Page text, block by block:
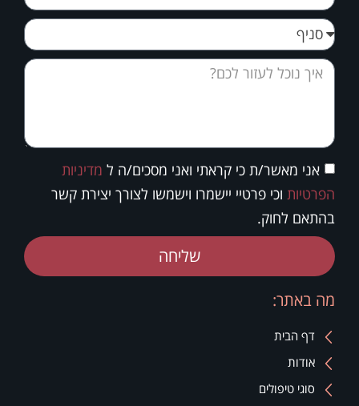
מה באתר:
דף הבית
אודות
סוגי טיפולים
אני מאשר/ת כי קראתי ואני מסכים/ה ל מדיניות
הפרטיות וכי פרטיי יישמרו וישמשו לצורך יצירת קשר
בהתאם לחוק.
שליחה